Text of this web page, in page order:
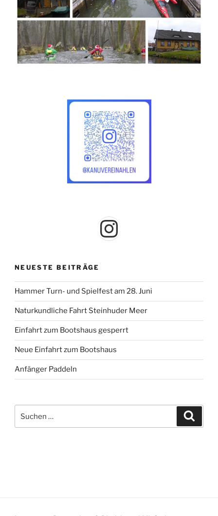
Instagram
NEUESTE BEITRÄGE
Hammer Turn- und Spielfest am 28. Juni
Naturkundliche Fahrt Steinhuder Meer
Einfahrt zum Bootshaus gesperrt
Neue Einfahrt zum Bootshaus
Anfänger Paddeln
nach: